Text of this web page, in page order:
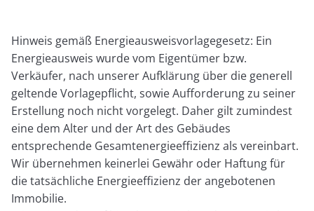
Hinweis gemäß Energieausweisvorlagegesetz: Ein
Energieausweis wurde vom Eigentümer bzw.
Verkäufer, nach unserer Aufklärung über die generell
geltende Vorlagepflicht, sowie Aufforderung zu seiner
Erstellung noch nicht vorgelegt. Daher gilt zumindest
eine dem Alter und der Art des Gebäudes
entsprechende Gesamtenergieeffizienz als vereinbart.
Wir übernehmen keinerlei Gewähr oder Haftung für
die tatsächliche Energieeffizienz der angebotenen
Immobilie.